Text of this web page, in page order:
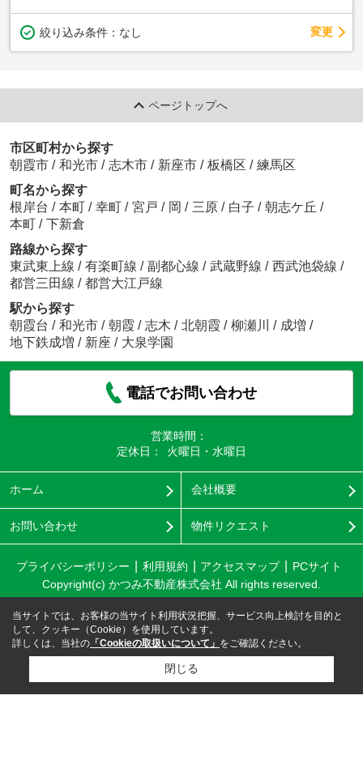
絞り込み条件： なし 変更
ページトップへ
市区町村から探す
朝霞市 / 和光市 / 志木市 / 新座市 / 板橋区 / 練馬区
町名から探す
根岸台 / 本町 / 幸町 / 宮戸 / 岡 / 三原 / 白子 / 朝志ケ丘 /
本町 / 下新倉
路線から探す
東武東上線 / 有楽町線 / 副都心線 / 武蔵野線 / 西武池袋線 /
都営三田線 / 都営大江戸線
駅から探す
朝霞台 / 和光市 / 朝霞 / 志木 / 北朝霞 / 柳瀬川 / 成増 /
地下鉄成増 / 新座 / 大泉学園
電話でお問い合わせ
営業時間：
定休日：
火曜日・水曜日
ホーム 会社概要
お問い合わせ 物件リクエスト
プライバシーポリシー 利用規約 アクセスマップ
PCサイト
Copyright(c) かつみ不動産株式会社 All rights reserved.
当サイトでは、お客様の当サイト利用状況把握、サービス向上検討を目的と
して、クッキー（Cookie）を使用しています。
詳しくは、当社の 「Cookieの取扱いについて」 をご確認ください。
閉じる